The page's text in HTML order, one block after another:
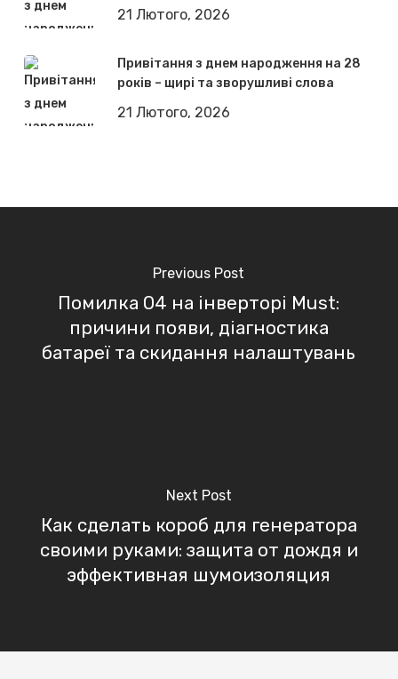
21 Лютого, 2026
Привітання з днем народження на 28
років – щирі та зворушливі слова
21 Лютого, 2026
Previous Post
Помилка 04 на інверторі Must:
причини появи, діагностика
батареї та скидання налаштувань
Next Post
Как сделать короб для генератора
своими руками: защита от дождя и
эффективная шумоизоляция